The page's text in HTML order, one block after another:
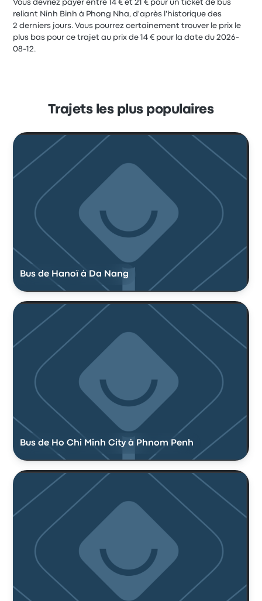
Vous devriez payer entre 14 € et 21 € pour un ticket de bus
reliant Ninh Binh à Phong Nha, d'après l'historique des
2 derniers jours. Vous pourrez certainement trouver le prix le
plus bas pour ce trajet au prix de 14 € pour la date du 2026-
08-12.
Trajets les plus populaires
Bus de Hanoï à Da Nang
Bus de Ho Chi Minh City à Phnom Penh